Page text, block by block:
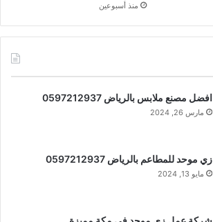
منذ أسبوعين
افضل مصنع ملابس بالرياض 0597212937
مارس 26, 2024
زي موحد للمطاعم بالرياض 0597212937
مايو 13, 2024